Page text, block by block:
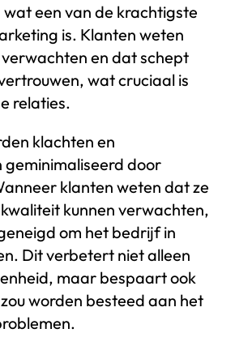
een van de krachtigste
is. Klanten weten
en dat schept
wat cruciaal is
relaties.
klachten en
geminimaliseerd door
klanten weten dat ze
kunnen verwachten,
om het bedrijf in
Dit verbetert niet alleen
maar bespaart ook
worden besteed aan het